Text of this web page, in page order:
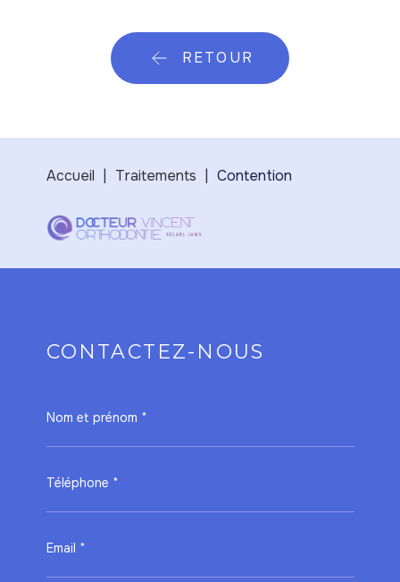
RETOUR
Accueil Traitements Contention
CONTACTEZ-NOUS
Nom et prénom *
Téléphone *
Email *